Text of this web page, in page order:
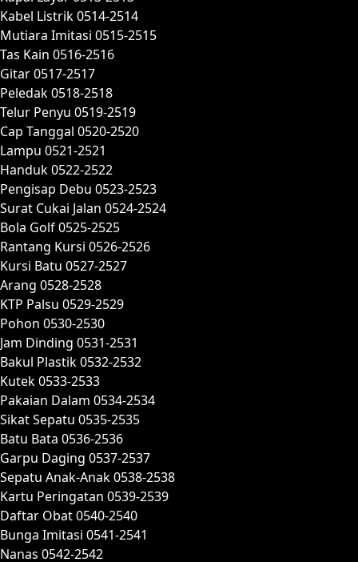
Kabel Listrik 0514-2514
Mutiara Imitasi 0515-2515
Tas Kain 0516-2516
Gitar 0517-2517
Peledak 0518-2518
Telur Penyu 0519-2519
Cap Tanggal 0520-2520
Lampu 0521-2521
Handuk 0522-2522
Pengisap Debu 0523-2523
Surat Cukai Jalan 0524-2524
Bola Golf 0525-2525
Rantang Kursi 0526-2526
Kursi Batu 0527-2527
Arang 0528-2528
KTP Palsu 0529-2529
Pohon 0530-2530
Jam Dinding 0531-2531
Bakul Plastik 0532-2532
Kutek 0533-2533
Pakaian Dalam 0534-2534
Sikat Sepatu 0535-2535
Batu Bata 0536-2536
Garpu Daging 0537-2537
Sepatu Anak-Anak 0538-2538
Kartu Peringatan 0539-2539
Daftar Obat 0540-2540
Bunga Imitasi 0541-2541
Nanas 0542-2542